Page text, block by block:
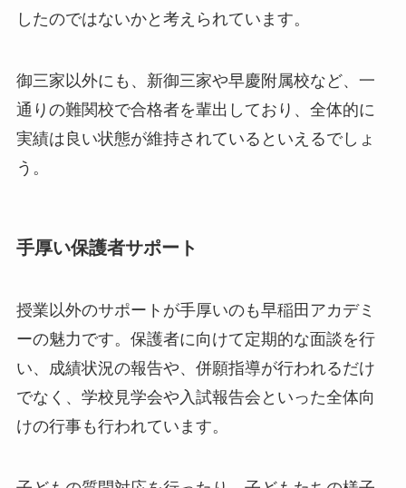
したのではないかと考えられています。
御三家以外にも、新御三家や早慶附属校など、一
通りの難関校で合格者を輩出しており、全体的に
実績は良い状態が維持されているといえるでしょ
う。
手厚い保護者サポート
授業以外のサポートが手厚いのも早稲田アカデミ
ーの魅力です。保護者に向けて定期的な面談を行
い、成績状況の報告や、併願指導が行われるだけ
でなく、学校見学会や入試報告会といった全体向
けの行事も行われています。